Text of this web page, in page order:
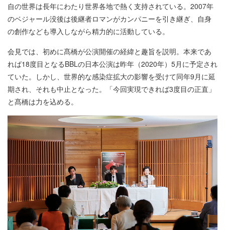
自の世界は長年にわたり世界各地で熱く支持されている。2007年
のベジャール没後は後継者ロマンがカンパニーを引き継ぎ、自身
の創作なども導入しながら精力的に活動している。
会見では、初めに髙橋が公演開催の経緯と趣旨を説明。本来であ
れば18度目となるBBLの日本公演は昨年（2020年）5月に予定され
ていた。しかし、世界的な感染症拡大の影響を受けて同年9月に延
期され、それも中止となった。「今回実現できれば3度目の正直」
と髙橋は力を込める。